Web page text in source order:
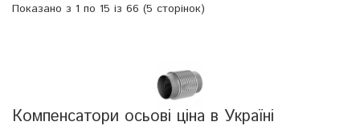
Показано з 1 по 15 із 66 (5 сторінок)
Компенсатори осьові ціна в Україні